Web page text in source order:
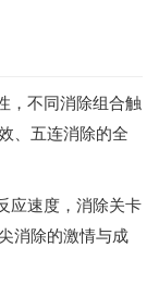
，不同消除组合触
、五连消除的全
应速度，消除关卡
消除的激情与成